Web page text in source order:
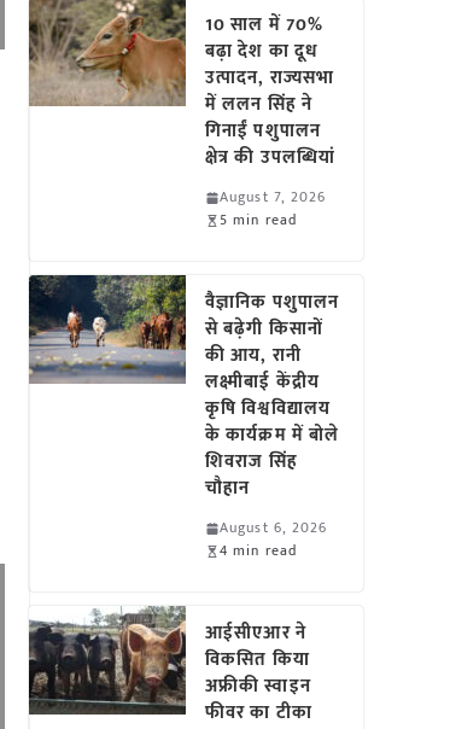
10 साल में 70%
बढ़ा देश का दूध
उत्पादन, राज्यसभा
में ललन सिंह ने
गिनाईं पशुपालन
क्षेत्र की उपलब्धियां
August 7, 2026
5 min read
वैज्ञानिक पशुपालन
से बढ़ेगी किसानों
की आय, रानी
लक्ष्मीबाई केंद्रीय
कृषि विश्वविद्यालय
के कार्यक्रम में बोले
शिवराज सिंह
चौहान
August 6, 2026
4 min read
आईसीएआर ने
विकसित किया
अफ्रीकी स्वाइन
फीवर का टीका